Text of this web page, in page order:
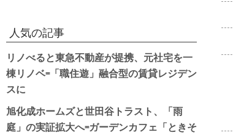
人気の記事
リノべると東急不動産が提携、元社宅を一
棟リノベ=「職住遊」融合型の賃貸レジデン
スに
旭化成ホームズと世田谷トラスト、「雨
庭」の実証拡大へ=ガーデンカフェ「ときそ